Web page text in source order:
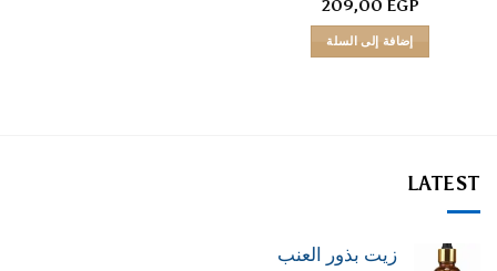
209,00 EGP
إضافة إلى السلة
LATEST
زيت بذور العنب